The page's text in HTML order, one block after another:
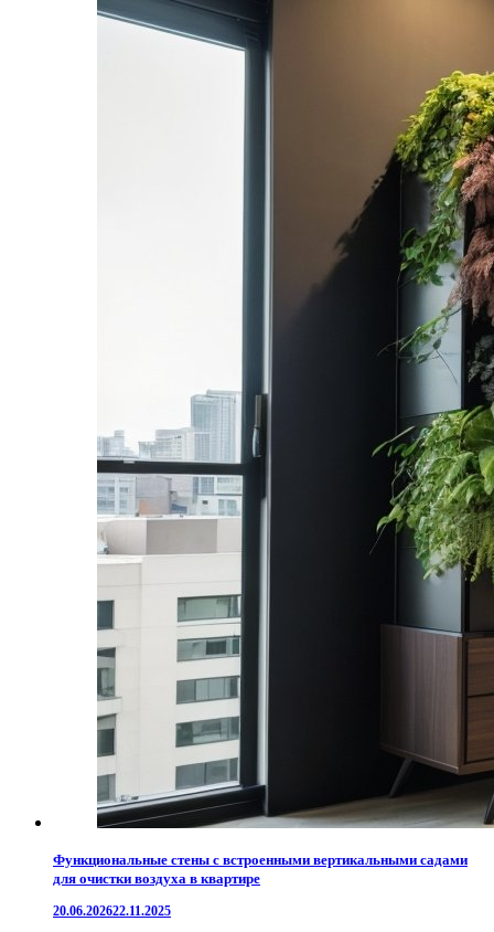
Функциональные стены с встроенными вертикальными садами
для очистки воздуха в квартире
20.06.202622.11.2025